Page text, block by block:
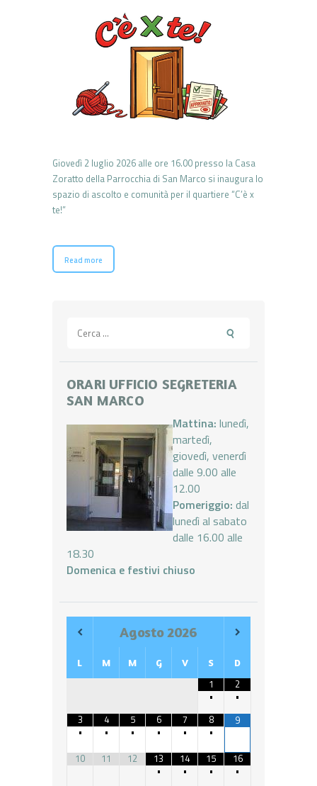
Giovedì 2 luglio 2026 alle ore 16.00 presso la Casa
Zoratto della Parrocchia di San Marco si inaugura lo
spazio di ascolto e comunità per il quartiere “C’è x
te!”
Read more
per:
ORARI UFFICIO SEGRETERIA
SAN MARCO
Mattina: lunedì,
martedì,
giovedì, venerdì
dalle 9.00 alle
12.00
Pomeriggio: dal
lunedì al sabato
dalle 16.00 alle
18.30
Domenica e festivi chiuso
Agosto 2026
L M M G V S D
1
•
2
•
3
•
4
•
5
•
6
•
7
•
8
•
9
10 11 12
13
•
14
•
15
•
16
•